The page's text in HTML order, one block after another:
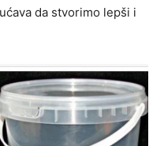
da stvorimo lepši i